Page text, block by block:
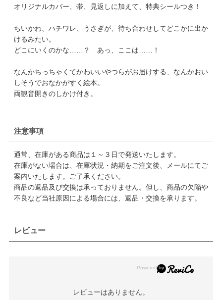
オリジナルカバー、帯、見返しに加えて、特典シールつき！
ちいかわ、ハチワレ、うさぎが、待ち合わせしてどこかに出か
けるみたい。
どこにいくのかな……？ あっ、ここは……！
なんかちっちゃくてかわいいやつらがお届けする、なんかおい
しそうでおなかがすく絵本。
両観音開きのしかけ付き。
注意事項
通常、在庫がある商品は１～３日で発送いたします。
在庫がない場合は、在庫状況・納期をご注文後、メールにてご
案内いたします。ご了承ください。
商品の返品及び交換は承っておりません。但し、商品の欠陥や
不良など当社原因による場合には、返品・交換を承ります。
レビュー
レビューはありません。